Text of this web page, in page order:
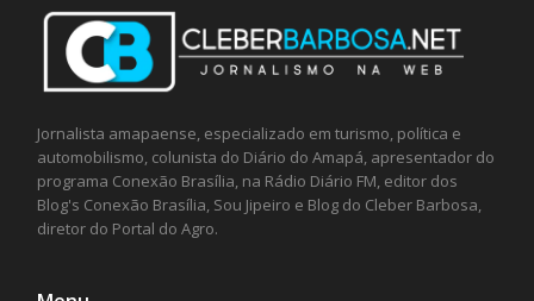
Jornalista amapaense, especializado em turismo, política e
automobilismo, colunista do Diário do Amapá, apresentador do
programa Conexão Brasília, na Rádio Diário FM, editor dos
Blog's Conexão Brasília, Sou Jipeiro e Blog do Cleber Barbosa,
diretor do Portal do Agro.